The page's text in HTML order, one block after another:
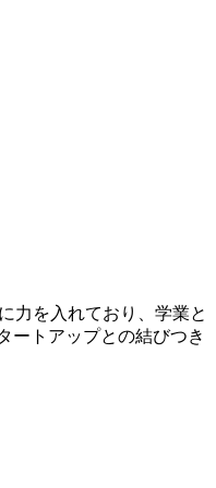
力を入れており、学業と
ートアップとの結びつき